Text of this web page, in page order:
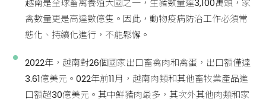
越南是全球畜禽養殖大國之一，生豬數量達3,100萬頭，家
禽數量更是高達數億隻。因此，動物疫病防治工作必須常
態化、持續化進行，不能鬆懈。
2022年，越南對26個國家出口畜禽肉和禽蛋，出口額僅達
3.61億美元。022年前11月，越南肉類和其他畜牧業產品進
口額超30億美元。其中鮮豬肉最多，其次外其他肉類和家